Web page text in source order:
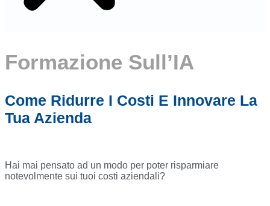
Formazione Sull’IA
Come Ridurre I Costi E Innovare La
Tua Azienda
Hai mai pensato ad un modo per poter risparmiare
notevolmente sui tuoi costi aziendali?